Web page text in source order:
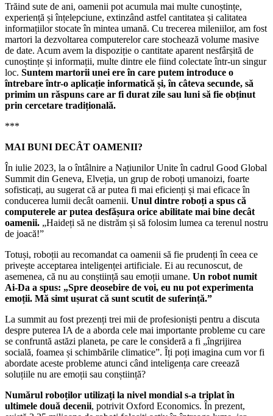
Trăind sute de ani, oamenii pot acumula mai multe cunoștințe,
experiență și înțelepciune, extinzând astfel cantitatea și calitatea
informațiilor stocate în mintea umană. Cu trecerea mileniilor, am fost
martori la dezvoltarea computerelor care stochează volume masive
de date. Acum avem la dispoziție o cantitate aparent nesfârșită de
cunoștințe și informații, multe dintre ele fiind colectate într-un singur
loc. Suntem martorii unei ere în care putem introduce o
întrebare într-o aplicație informatică și, în câteva secunde, să
primim un răspuns care ar fi durat zile sau luni să fie obținut
prin cercetare tradițională.
***
MAI BUNI DECÂT OAMENII?
În iulie 2023, la o întâlnire a Națiunilor Unite în cadrul Good Global
Summit din Geneva, Elveția, un grup de roboți umanoizi, foarte
sofisticați, au sugerat că ar putea fi mai eficienți și mai eficace în
conducerea lumii decât oamenii. Unul dintre roboți a spus că
computerele ar putea desfășura orice abilitate mai bine decât
oamenii. „Haideți să ne distrăm și să folosim lumea ca terenul nostru
de joacă!”
Totuși, roboții au recomandat ca oamenii să fie prudenți în ceea ce
privește acceptarea inteligenței artificiale. Ei au recunoscut, de
asemenea, că nu au conștiință sau emoții umane. Un robot numit
Ai-Da a spus: „Spre deosebire de voi, eu nu pot experimenta
emoții. Mă simt ușurat că sunt scutit de suferință.”
La summit au fost prezenți trei mii de profesioniști pentru a discuta
despre puterea IA de a aborda cele mai importante probleme cu care
se confruntă astăzi planeta, pe care le consideră a fi „îngrijirea
socială, foamea și schimbările climatice”. Îți poți imagina cum vor fi
abordate aceste probleme atunci când inteligența care creează
soluțiile nu are emoții sau conștiință?
Numărul roboților utilizați la nivel mondial s-a triplat în
ultimele două decenii, potrivit Oxford Economics. În prezent,